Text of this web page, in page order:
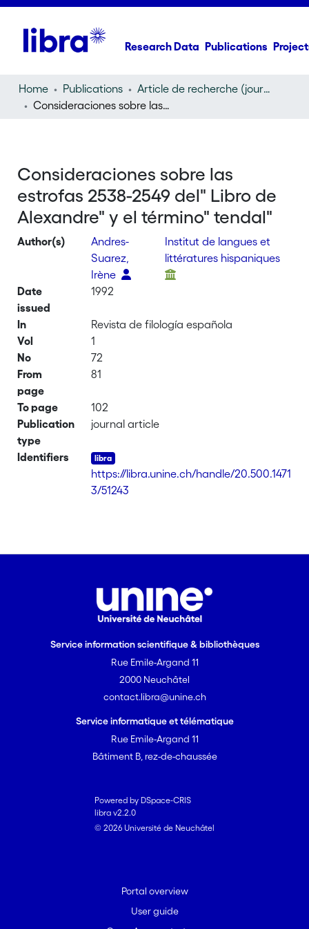
Research Data Publications
Home Publications
Article de recherche (journal article)
Consideraciones sobre las estrofas 2538-2549 del" Libro de Alexandre" y el término" tendal"
Consideraciones sobre las
estrofas 2538-2549 del" Libro de
Alexandre" y el término" tendal"
Author(s)
Andres-
Suarez,
Irène
Institut de langues et
littératures hispaniques
Date
issued
1992
In
Revista de filología española
Vol
1
No
72
From
page
81
To page
102
Publication
type
journal article
Identifiers
https://libra.unine.ch/handle/20.500.1471
3/51243
Service information scientifique & bibliothèques
Rue Emile-Argand 11
2000 Neuchâtel
contact.libra@unine.ch
Service informatique et télématique
Rue Emile-Argand 11
Bâtiment B, rez-de-chaussée
Powered by DSpace-CRIS
libra v2.2.0
© 2026 Université de Neuchâtel
Portal overview
User guide